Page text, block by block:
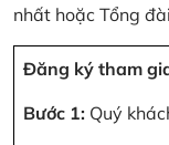
nhất hoặc Tổng
Đăng ký tham
Bước 1: Quý